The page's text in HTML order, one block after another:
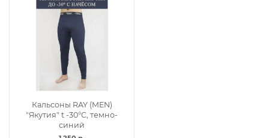
Кальсоны RAY (MEN)
"Якутия" t -30°C, темно-
синий